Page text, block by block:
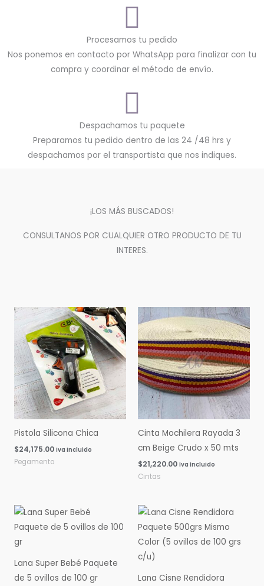
Procesamos tu pedido
Nos ponemos en contacto por WhatsApp para finalizar con tu
compra y coordinar el método de envío.
Despachamos tu paquete
Preparamos tu pedido dentro de las 24 /48 hrs y
despachamos por el transportista que nos indiques.
¡LOS MÁS BUSCADOS!
CONSULTANOS POR CUALQUIER OTRO PRODUCTO DE TU
INTERES.
Pistola Silicona Chica
$24,175.00 Iva Incluido
Pegamento
Cinta Mochilera Rayada 3
cm Beige Crudo x 50 mts
$21,220.00 Iva Incluido
Cintas
Lana Super Bebé Paquete
de 5 ovillos de 100 gr
Rango
de
precios:
$16,060.00
Lana Cisne Rendidora
Rango
de
precios:
desde
$0.00